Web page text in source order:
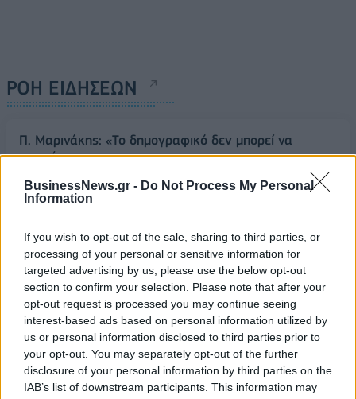
BusinessNews.gr - Do Not Process My Personal
Information
If you wish to opt-out of the sale, sharing to third parties, or
processing of your personal or sensitive information for
targeted advertising by us, please use the below opt-out
section to confirm your selection. Please note that after your
opt-out request is processed you may continue seeing
interest-based ads based on personal information utilized by
us or personal information disclosed to third parties prior to
your opt-out. You may separately opt-out of the further
disclosure of your personal information by third parties on the
IAB’s list of downstream participants. This information may
ΡΟΗ ΕΙΔΗΣΕΩΝ
Π. Μαρινάκης: «Το δημογραφικό δεν μπορεί να
περιμένει»
09/08/2026 - 14:34 ΠΟΛΙΤΙΚΗ
09/08/2026 - 14:17
Εξαγωγές: Η Ελλάδα κερδίζει τους Ευρωπαίους
ανταγωνιστές – Άνοδος μεριδίων σε 9 από 11
κλάδους (Εθνική Τράπεζα)
09/08/2026 - 13:51 ΟΙΚΟΝΟΜΙΑ
Προς εκτύπωση το πολλαπλό βιβλίο - «Σύγχρονο
εκπαιδευτικό υλικό, τόσο σε έντυπη όσο και σε